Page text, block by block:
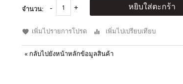
จำนวน: หยิบใส่ตะกร้า
เพิ่มไปรายการโปรด เพิ่มไปเปรียบเทียบ
« กลับไปยังหน้าหลักข้อมูลสินค้า